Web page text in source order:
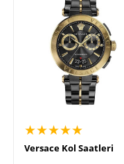
★★★★★
Versace Kol Saatleri